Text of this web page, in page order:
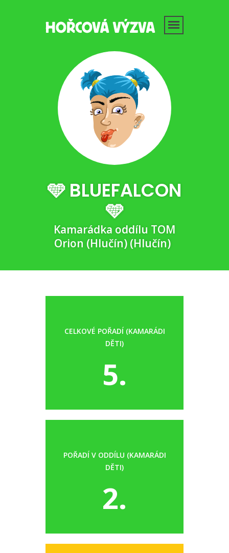
🩵 BLUEFALCON
🩵
Kamarádka oddílu TOM
Orion (Hlučín) (Hlučín)
CELKOVÉ POŘADÍ (KAMARÁDI
DĚTI)
5.
POŘADÍ V ODDÍLU (KAMARÁDI
DĚTI)
2.